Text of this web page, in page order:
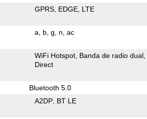
GPRS EDGE LTE
a b g n ac
WiFi Hotspot Banda de radio dual
Direct
Bluetooth 5.0
A2DP BT LE